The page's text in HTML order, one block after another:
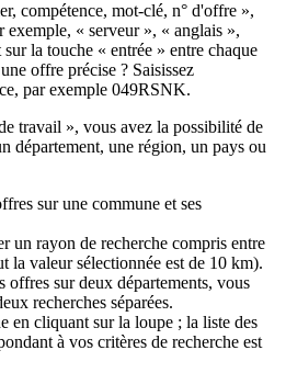
compétence, mot-clé, n° d'offre »,
exemple, « serveur », « anglais »,
sur la touche « entrée » entre chaque
offre précise ? Saisissez
par exemple 049RSNK.
travail », vous avez la possibilité de
département, une région, un pays ou
sur une commune et ses
un rayon de recherche compris entre
la valeur sélectionnée est de 10 km).
offres sur deux départements, vous
recherches séparées.
en cliquant sur la loupe ; la liste des
à vos critères de recherche est